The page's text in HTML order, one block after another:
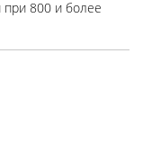
800 и более